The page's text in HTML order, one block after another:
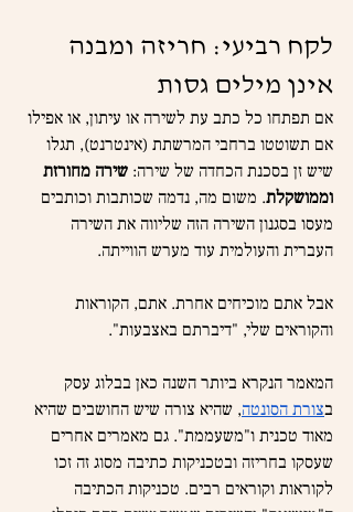
לקח רביעי: חריזה ומבנה
אינן מילים גסות
אם תפתחו כל כתב עת לשירה או עיתון, או אפילו
אם תשוטטו ברחבי המרשתת (אינטרנט), תגלו
שיש זן בסכנת הכחדה של שירה: שירה מחורזת
וממושקלת. משום מה, נדמה שכותבות וכותבים
מעסו בסגנון השירה הזה שליווה את השירה
העברית והעולמית עוד מערש הווייתה.
אבל אתם מוכיחים אחרת. אתם, הקוראות
והקוראים שלי, "דיברתם באצבעות".
המאמר הנקרא ביותר השנה כאן בבלוג עסק
בצורת הסונטה, שהיא צורה שיש החושבים שהיא
מאוד טכנית ו"משעממת". גם מאמרים אחרים
שעסקו בחריזה ובטכניקות כתיבה מסוג זה זכו
לקוראות וקוראים רבים. טכניקות הכתיבה